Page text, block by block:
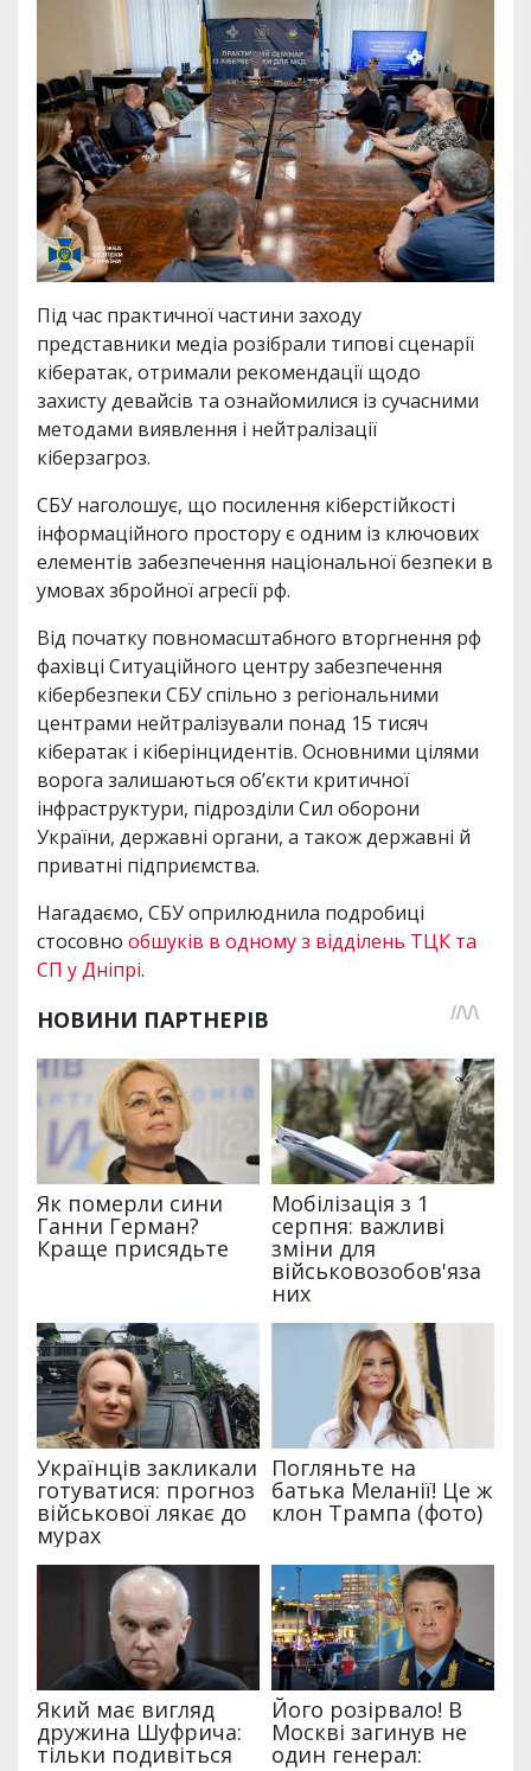
Під час практичної частини заходу
представники медіа розібрали типові сценарії
кібератак, отримали рекомендації щодо
захисту девайсів та ознайомилися із сучасними
методами виявлення і нейтралізації
кіберзагроз.
СБУ наголошує, що посилення кіберстійкості
інформаційного простору є одним із ключових
елементів забезпечення національної безпеки в
умовах збройної агресії рф.
Від початку повномасштабного вторгнення рф
фахівці Ситуаційного центру забезпечення
кібербезпеки СБУ спільно з регіональними
центрами нейтралізували понад 15 тисяч
кібератак і кіберінцидентів. Основними цілями
ворога залишаються об’єкти критичної
інфраструктури, підрозділи Сил оборони
України, державні органи, а також державні й
приватні підприємства.
Нагадаємо, СБУ оприлюднила подробиці
стосовно обшуків в одному з відділень ТЦК та
СП у Дніпрі.